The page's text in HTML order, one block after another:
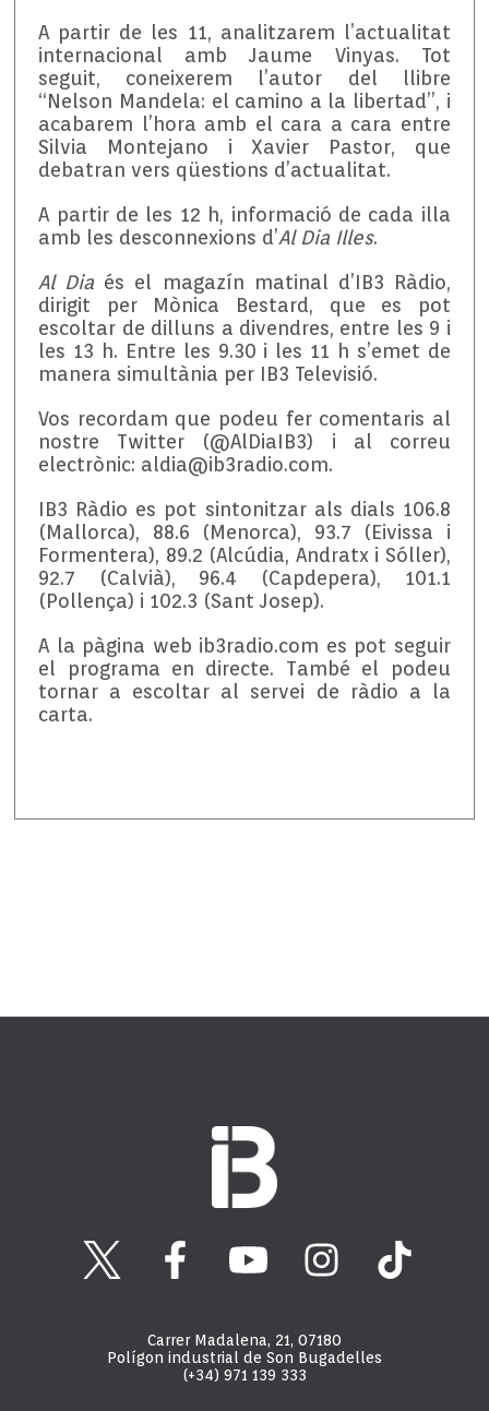
A partir de les 11, analitzarem l’actualitat
internacional amb Jaume Vinyas. Tot
seguit, coneixerem l’autor del llibre
“Nelson Mandela: el camino a la libertad”, i
acabarem l’hora amb el cara a cara entre
Silvia Montejano i Xavier Pastor, que
debatran vers qüestions d’actualitat.
A partir de les 12 h, informació de cada illa
amb les desconnexions d’Al Dia Illes.
Al Dia és el magazín matinal d’IB3 Ràdio,
dirigit per Mònica Bestard, que es pot
escoltar de dilluns a divendres, entre les 9 i
les 13 h. Entre les 9.30 i les 11 h s’emet de
manera simultània per IB3 Televisió.
Vos recordam que podeu fer comentaris al
nostre Twitter (@AlDiaIB3) i al correu
electrònic: aldia@ib3radio.com.
IB3 Ràdio es pot sintonitzar als dials 106.8
(Mallorca), 88.6 (Menorca), 93.7 (Eivissa i
Formentera), 89.2 (Alcúdia, Andratx i Sóller),
92.7 (Calvià), 96.4 (Capdepera), 101.1
(Pollença) i 102.3 (Sant Josep).
A la pàgina web ib3radio.com es pot seguir
el programa en directe. També el podeu
tornar a escoltar al servei de ràdio a la
carta.
Carrer Madalena, 21, 07180
Polígon industrial de Son Bugadelles
(+34) 971 139 333